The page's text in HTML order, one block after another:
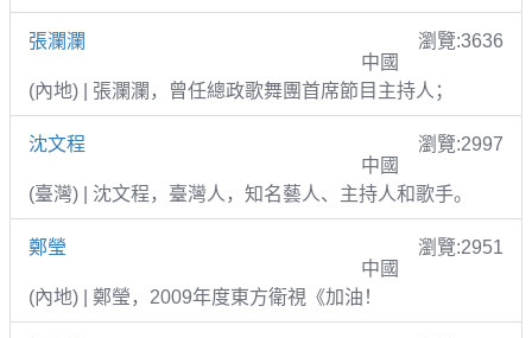
張瀾瀾
瀏覽:3636
中國
(內地) | 張瀾瀾，曾任總政歌舞團首席節目主持人；
沈文程
瀏覽:2997
中國
(臺灣) | 沈文程，臺灣人，知名藝人、主持人和歌手。
鄭瑩
瀏覽:2951
中國
(內地) | 鄭瑩，2009年度東方衛視《加油！